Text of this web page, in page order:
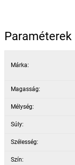
egyszerű. Három
kettő a tetején,
ellátva, amely
Cipzárral zárható,
keresztrögzítéssel a
A bőrönd teherbírása
Paraméterek
Márka:
Magasság:
Mélység:
Súly:
Szélesség:
Szín: